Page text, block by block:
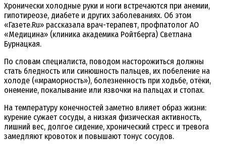
Хронически холодные руки и ноги встречаются при анемии,
гипотиреозе, диабете и других заболеваниях. Об этом
«Газете.Ru» рассказала врач-терапевт, профпатолог АО
«Медицина» (клиника академика Ройтберга) Светлана
Бурнацкая.
По словам специалиста, поводом насторожиться должны
стать бледность или синюшность пальцев, их побеление на
холоде («мраморность»), болезненность при ходьбе, отёки,
онемение, покалывание или язвочки на пальцах и стопах.
На температуру конечностей заметно влияет образ жизни:
курение сужает сосуды, а низкая физическая активность,
лишний вес, долгое сидение, хронический стресс и тревога
замедляют кровоток и повышают тонус сосудов.